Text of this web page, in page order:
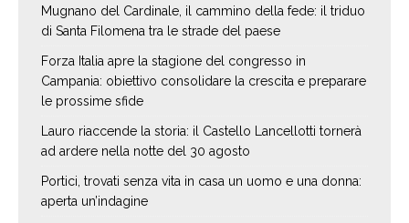
Mugnano del Cardinale, il cammino della fede: il triduo
di Santa Filomena tra le strade del paese
Forza Italia apre la stagione del congresso in
Campania: obiettivo consolidare la crescita e preparare
le prossime sfide
Lauro riaccende la storia: il Castello Lancellotti tornerà
ad ardere nella notte del 30 agosto
Portici, trovati senza vita in casa un uomo e una donna:
aperta un’indagine